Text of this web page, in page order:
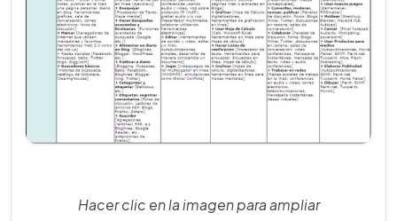
Hacer clic en la imagen para ampliar